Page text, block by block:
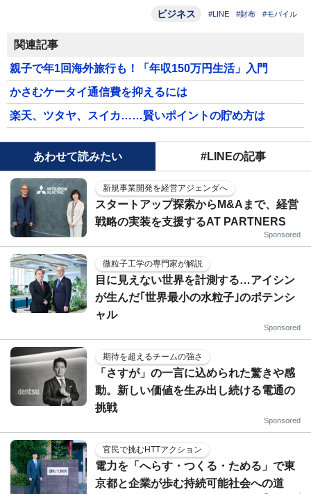
ビジネス #LINE #財布 #モバイル
関連記事
親子で年1回海外旅行も！「年収150万円生活」入門
かさむケータイ通信費を抑えるには
楽天、ツタヤ、スイカ……賢いポイントの貯め方は
あわせて読みたい #LINEの記事
新規事業開発を経営アジェンダへ
スタートアップ探索からM&Aまで、経営
戦略の実装を支援するAT PARTNERS
Sponsored
微粒子工学の専門家が解説
目に見えない世界を計測する…アイシン
が生んだ｢世界最小の水粒子｣のポテンシ
ャル
Sponsored
期待を超えるチームの強さ
「さすが」の一言に込められた驚きや感
動。新しい価値を生み出し続ける電通の
挑戦
Sponsored
官民で挑むHTTアクション
電力を「へらす・つくる・ためる」で東
京都と企業が歩む持続可能社会への道